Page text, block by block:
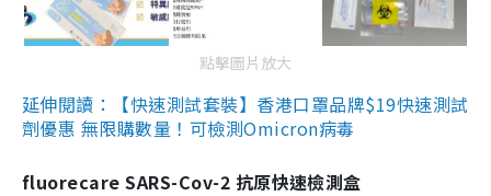
點擊圖片放大
延伸閱讀：【快速測試套裝】香港口罩品牌$19快速測試
劑優惠 無限購數量！可檢測Omicron病毒
fluorecare SARS-Cov-2 抗原快速檢測盒